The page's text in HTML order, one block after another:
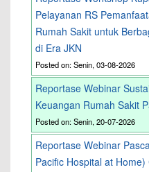
Pelayanan RS
Rumah Sakit untuk
di Era JKN
Posted on: Senin, 03-08-2026
Reportase Webinar
Keuangan Rumah Sakit
Posted on: Senin, 20-07-2026
Reportase Webinar
Pacific Hospital at